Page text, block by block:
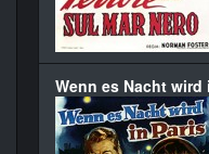
Wenn es Nacht wird